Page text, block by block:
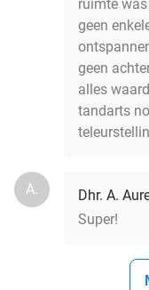
ruimte
geen
geen
alles
tandarts
A.
Dhr. A.
Super!